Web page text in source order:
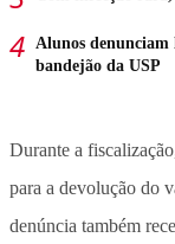
Alunos denunciam
bandejão da USP
Durante a
para a devolução do
denúncia também